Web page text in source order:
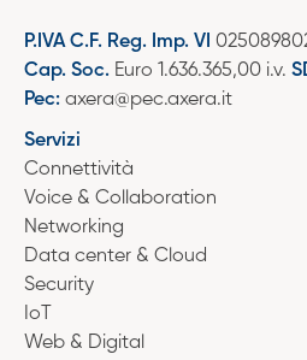
P.IVA C.F. Reg. Imp. VI
Cap. Soc. Euro 1.636.365,00 i.v.
Pec: axera@pec.axera.it
Servizi
Connettività
Voice & Collaboration
Networking
Data center & Cloud
Security
IoT
Web & Digital